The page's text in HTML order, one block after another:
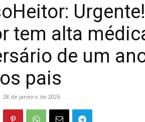
tem alta
de um
pais
28 de janeiro de 2026